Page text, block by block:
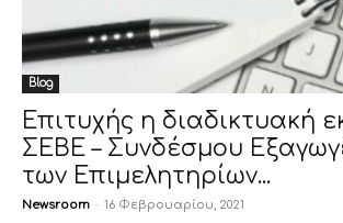
Blog
Επιτυχής η διαδικτυακή
ΣΕΒΕ – Συνδέσμου
των Επιμελητηρίων...
Newsroom - 16 Φεβρουαρίου, 2021